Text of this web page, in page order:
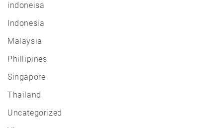
indoneisa
Indonesia
Malaysia
Phillipines
Singapore
Thailand
Uncategorized